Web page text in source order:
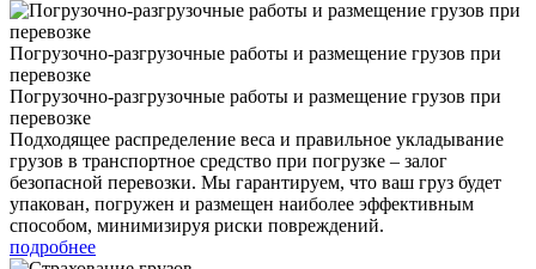
Погрузочно-разгрузочные работы и размещение грузов при
перевозке
Погрузочно-разгрузочные работы и размещение грузов при
перевозке
Подходящее распределение веса и правильное укладывание
грузов в транспортное средство при погрузке – залог
безопасной перевозки. Мы гарантируем, что ваш груз будет
упакован, погружен и размещен наиболее эффективным
способом, минимизируя риски повреждений.
подробнее